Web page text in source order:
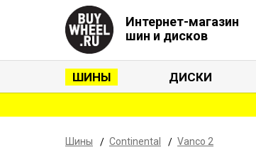
Интернет-магазин
шин и дисков
ШИНЫ ДИСКИ
Шины Continental Vanco 2